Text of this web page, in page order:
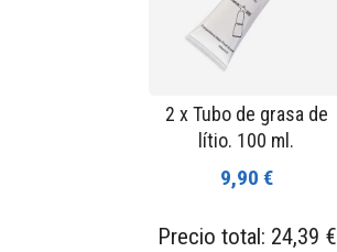
2 x Tubo de grasa de
lítio. 100 ml.
9,90 €
Precio total: 24,39 €